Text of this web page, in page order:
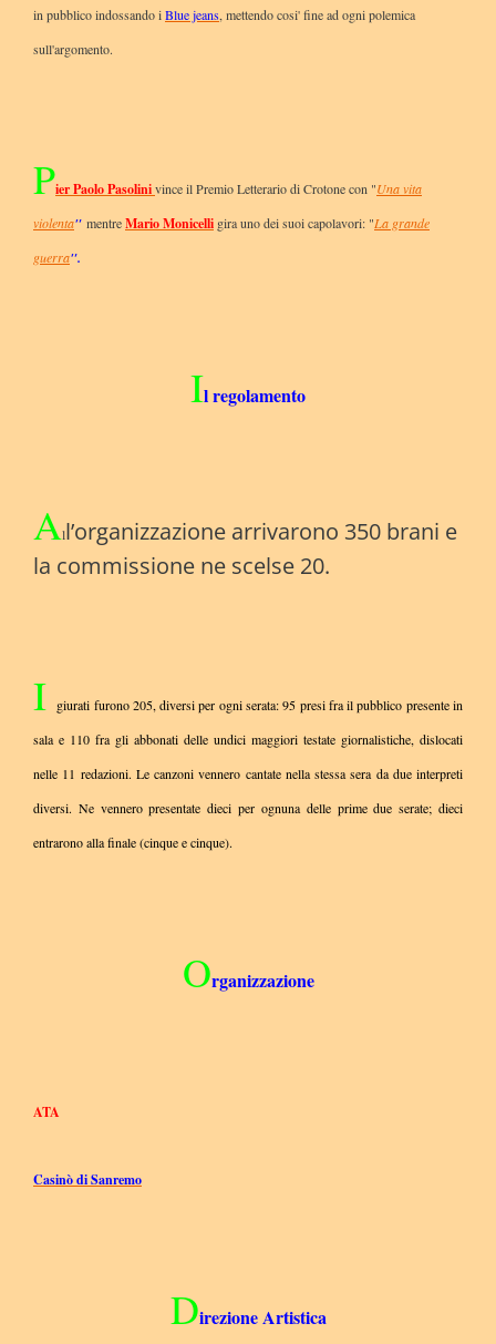
in pubblico indossando iBlue jeans, mettendo cosi' fine ad ogni polemica
sull'argomento.
Pier Paolo Pasolinivince il Premio Letterario di Crotone con "Una vita
violenta" mentreMario Monicelli gira uno dei suoi capolavori: "La grande
guerra".
Il regolamento
All’organizzazione arrivarono 350 brani e
la commissione ne scelse 20.
I
giurati furono 205, diversi per ogni serata: 95 presi fra il pubblico presente in
sala e 110 fra gli abbonati delle undici maggiori testate giornalistiche, dislocati
nelle 11 redazioni. Le canzoni vennero cantate nella stessa sera da due interpreti
diversi. Ne vennero presentate dieci per ognuna delle prime due serate; dieci
entrarono alla finale (cinque e cinque).
Organizzazione
ATA
Casinò di Sanremo
Direzione Artistica